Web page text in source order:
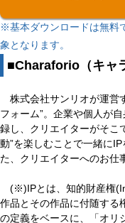
※基本ダウンロードは無料
象となります。
■Charaforio（キャ
株式会社サンリオが運営
フォーム”。企業や個人が
録し、クリエイターがそこ
動”を楽しむことで一緒に
た、クリエイターへのお仕
(※)IPとは、知的財産権
作品とその作品に付随する
の定義をベースに、「オリ